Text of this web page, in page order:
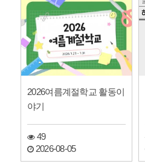
2026여름계절학교 활동이
야기
49
2026-08-05